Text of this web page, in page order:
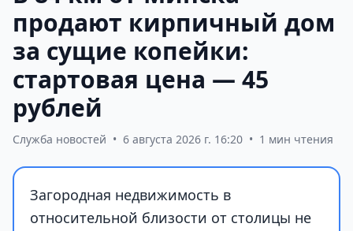
продают кирпичный дом
за сущие копейки:
стартовая цена — 45
рублей
Служба новостей • 6 августа 2026 г. 16:20 • 1 мин чтения
Загородная недвижимость в
относительной близости от столицы не